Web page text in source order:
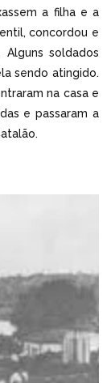
a filha e a
concordou e
soldados
sendo atingido.
na casa e
e passaram a